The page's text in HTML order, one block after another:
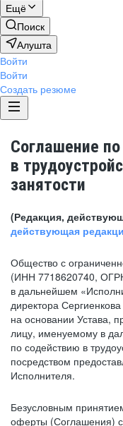
Ещё
Поиск
Алушта
Войти
Войти
Создать резюме
Соглашение
в
занятости
(Редакция,
действующая
Общество с
(ИНН 7718620740,
в дальнейшем
директора
на основании Устава,
лицу, именуемому в
по содействию в
посредством
Исполнителя.
Безусловным
оферты (Соглашения)